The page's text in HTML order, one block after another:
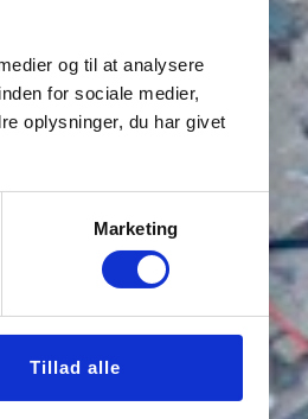
og til at analysere
for sociale medier,
oplysninger, du har givet
Marketing
Tillad alle